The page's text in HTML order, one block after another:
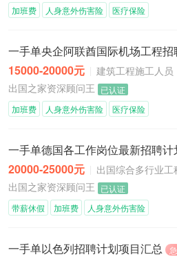
加班费 人身意外伤害险 医疗保险
一手单央企阿联酋国际机场工程招
15000-20000元 建筑工程施工人员
出国之家资深顾问王 已认证
加班费 人身意外伤害险 医疗保险
一手单德国各工作岗位最新招聘计
20000-25000元 出国综合多行业工
出国之家资深顾问王 已认证
带薪休假 加班费 人身意外伤害险
一手单以色列招聘计划项目汇总 急